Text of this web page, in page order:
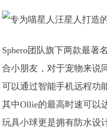
Sphero团队旗下两款最著
合小朋友，对于宠物来说
可以通过智能手机远程功
其中Ollie的最高时速可以
玩具小球更是拥有防水设